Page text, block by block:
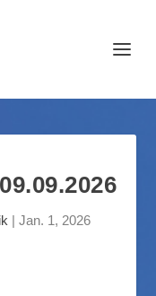
| Jan. 1, 2026